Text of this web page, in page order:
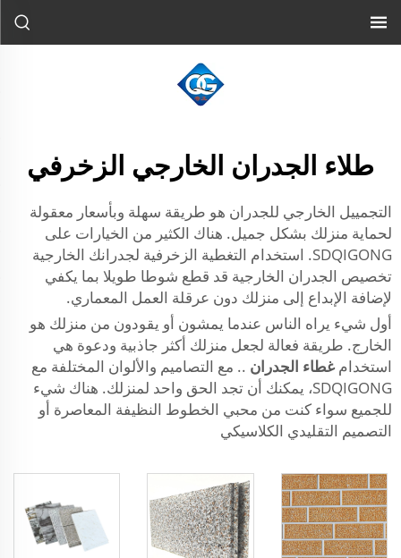
طلاء الجدران الخارجي الزخرفي
التجمييل الخارجي للجدران هو طريقة سهلة وبأسعار معقولة
لحماية منزلك بشكل جميل. هناك الكثير من الخيارات على
SDQIGONG. استخدام التغطية الزخرفية لجدرانك الخارجية
تخصيص الجدران الخارجية قد قطع شوطا طويلا بما يكفي
لإضافة الإبداع إلى منزلك دون عرقلة العمل المعماري.
أول شيء يراه الناس عندما يمشون أو يقودون من منزلك هو
الخارج. طريقة فعالة لجعل منزلك أكثر جاذبية ودعوة هي
استخدام غطاء الجدران .. مع التصاميم والألوان المختلفة مع
SDQIGONG، يمكنك أن تجد الحق واحد لمنزلك. هناك شيء
للجميع سواء كنت من محبي الخطوط النظيفة المعاصرة أو
التصميم التقليدي الكلاسيكي